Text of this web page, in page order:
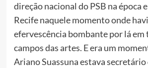
direção nacional do PSB na época
Recife naquele momento onde
efervescência bombante por lá em
campos das artes. E era um
Ariano Suassuna estava